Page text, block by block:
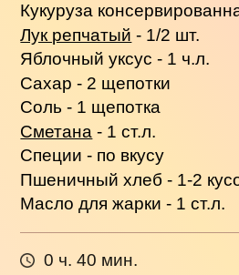
Кукуруза
Лук репчатый - 1/2 шт.
Яблочный уксус - 1 ч.л.
Сахар - 2 щепотки
Соль - 1 щепотка
Сметана - 1 ст.л.
Специи - по вкусу
Пшеничный хлеб - 1-2
Масло для жарки - 1 ст.л.
0 ч. 40 мин.